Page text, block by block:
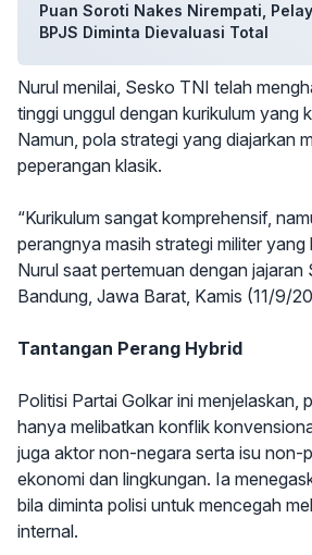
Puan Soroti Nakes Nirempati,
BPJS Diminta Dievaluasi Total
Nurul menilai, Sesko TNI telah
tinggi unggul dengan kurikulum yang
Namun, pola strategi yang diajarkan
peperangan klasik.
“Kurikulum sangat komprehensif,
perangnya masih strategi militer yang
Nurul saat pertemuan dengan jajaran
Bandung, Jawa Barat, Kamis (11/9/
Tantangan Perang Hybrid
Politisi Partai Golkar ini menjelaskan,
hanya melibatkan konflik
juga aktor non-negara serta isu non-
ekonomi dan lingkungan. Ia
bila diminta polisi untuk mencegah
internal.